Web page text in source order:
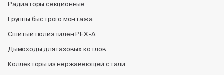
Радиаторы секционные
Группы быстрого монтажа
Сшитый полиэтилен PEX-A
Дымоходы для газовых котлов
Коллекторы из нержавеющей стали